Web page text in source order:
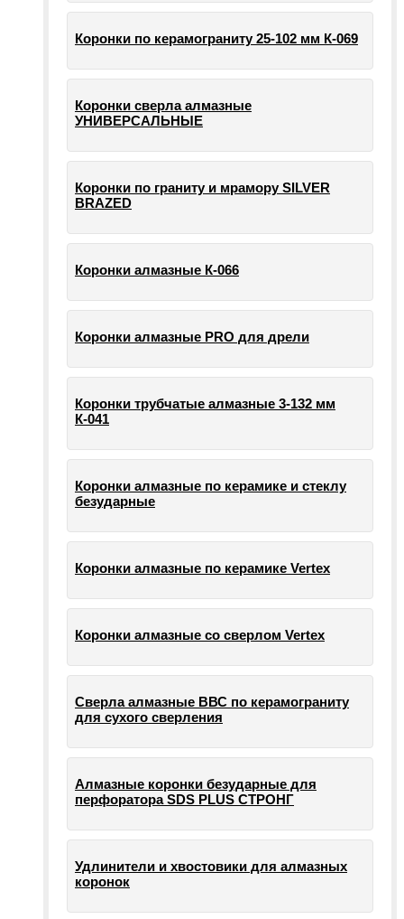
Коронки по керамограниту 25-102 мм К-069
Коронки сверла алмазные
УНИВЕРСАЛЬНЫЕ
Коронки по граниту и мрамору SILVER
BRAZED
Коронки алмазные К-066
Коронки алмазные PRO для дрели
Коронки трубчатые алмазные 3-132 мм
К-041
Коронки алмазные по керамике и стеклу
безударные
Коронки алмазные по керамике Vertex
Коронки алмазные со сверлом Vertex
Сверла алмазные ВВС по керамограниту
для сухого сверления
Алмазные коронки безударные для
перфоратора SDS PLUS СТРОНГ
Удлинители и хвостовики для алмазных
коронок